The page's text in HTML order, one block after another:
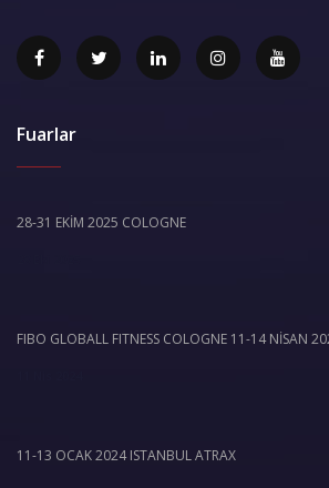
Fuarlar
28-31 EKİM 2025 COLOGNE
FIBO GLOBALL FITNESS COLOGNE 11-14 NİSAN
11-13 OCAK 2024 ISTANBUL ATRAX